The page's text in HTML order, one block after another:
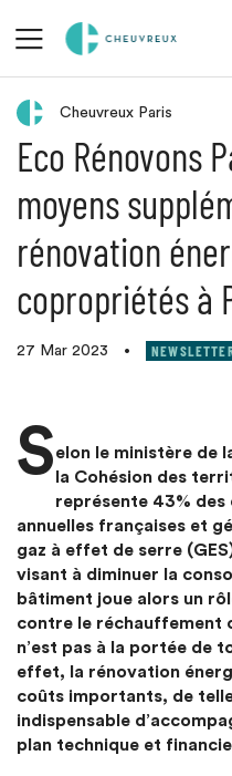
Retour aux actualités
Cheuvreux Paris
Eco Rénovons
moyens
rénovation
copropriétés à
27 Mar 2023 •
Selon le ministère de
la Cohésion des
représente 43%
annuelles françaises et
gaz à effet de serre
visant à diminuer la
bâtiment joue alors un
contre le réchauffement
n’est pas à la portée de
effet, la rénovation
coûts importants, de
indispensable
plan technique et